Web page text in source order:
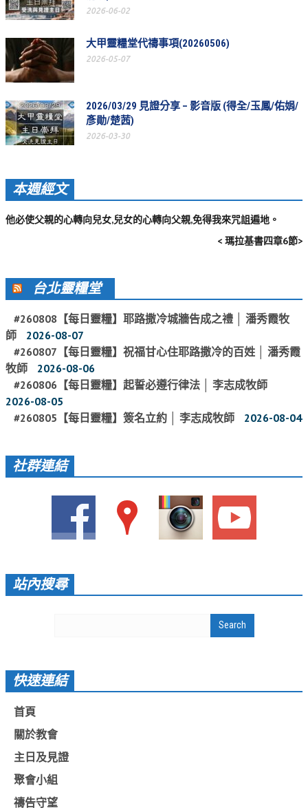
教會節慶_2014年
教會節慶_2013年
活動影音
活動影音_2025年
活動影音_2024年
活動影音_2022年
活動影音_2021年
活動影音_2018年
活動影音_2017年
活動影音_2016年
活動影音_2015年
活動影音_2014年
活動影音_2013年
社區愛加倍
愛加倍活動相簿
課後陪讀班資訊
網站連結
讚美之泉 YOUTUBE 頻道
蒲公英希望基金會
好消息衛星電視台
2026-06-02
大甲靈糧堂代禱事項(20260506)
2026-05-07
2026/03/29 見證分享 – 影音版 (得全/玉鳳/佑娟/
彥勛/楚茜)
2026-03-30
本週經文
他必使父親的心轉向兒女,兒女的心轉向父親,免得我來咒詛遍地。
< 瑪拉基書四章6節>
台北靈糧堂
#260808【每日靈糧】耶路撒冷城牆告成之禮 │ 潘秀霞牧
師
2026-08-07
#260807【每日靈糧】祝福甘心住耶路撒冷的百姓 │ 潘秀霞
牧師
2026-08-06
#260806【每日靈糧】起誓必遵行律法 │ 李志成牧師
2026-08-05
#260805【每日靈糧】簽名立約 │ 李志成牧師
2026-08-04
社群連結
站內搜尋
快速連結
首頁
關於教會
主日及見證
聚會小組
禱告守望